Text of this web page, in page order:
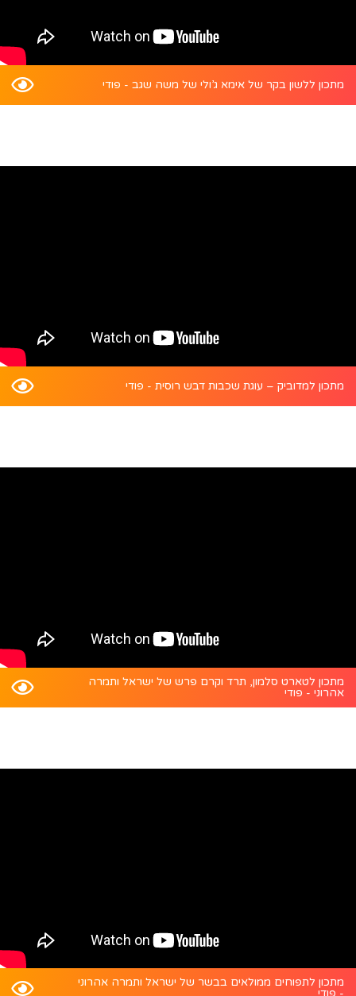
מתכון ללשון בקר של אימא ג’ולי של משה שגב - פודי
מתכון למדוביק – עוגת שכבות דבש רוסית - פודי
מתכון לטארט סלמון, תרד וקרם פרש של ישראל ותמרה
אהרוני - פודי
מתכון לתפוחים ממולאים בבשר של ישראל ותמרה אהרוני